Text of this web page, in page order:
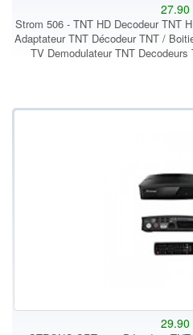
27.90
Strom 506 - TNT HD Decodeur TNT
Adaptateur TNT Décodeur TNT /
TV Demodulateur TNT
29.90